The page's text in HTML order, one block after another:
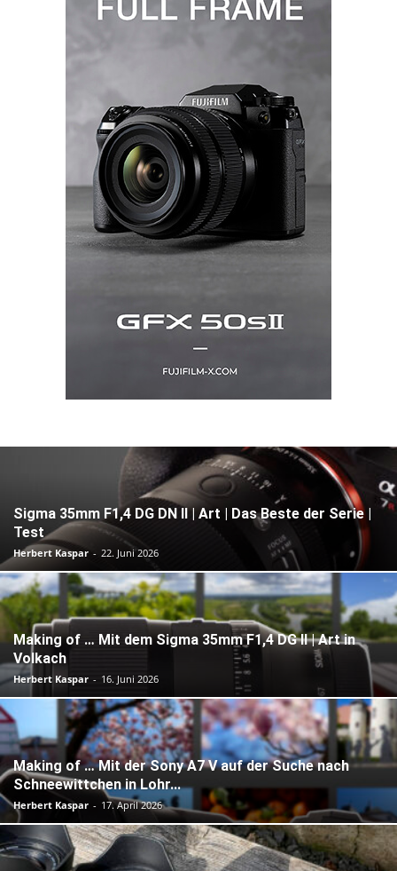
Sigma 35mm F1,4 DG DN II | Art | Das Beste der Serie |
Test
Herbert Kaspar - 22. Juni 2026
Making of … Mit dem Sigma 35mm F1,4 DG II | Art in
Volkach
Herbert Kaspar - 16. Juni 2026
Making of … Mit der Sony A7 V auf der Suche nach
Schneewittchen in Lohr...
Herbert Kaspar - 17. April 2026